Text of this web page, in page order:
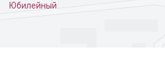
Юбилейный